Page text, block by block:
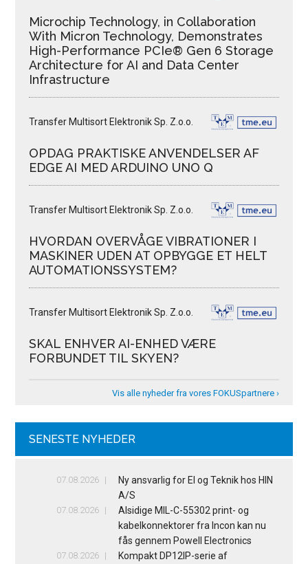
Microchip Technology, in Collaboration
With Micron Technology, Demonstrates
High-Performance PCIe® Gen 6 Storage
Architecture for AI and Data Center
Infrastructure
Transfer Multisort Elektronik Sp. Z.o.o.
OPDAG PRAKTISKE ANVENDELSER AF
EDGE AI MED ARDUINO UNO Q
Transfer Multisort Elektronik Sp. Z.o.o.
HVORDAN OVERVÅGE VIBRATIONER I
MASKINER UDEN AT OPBYGGE ET HELT
AUTOMATIONSSYSTEM?
Transfer Multisort Elektronik Sp. Z.o.o.
SKAL ENHVER AI-ENHED VÆRE
FORBUNDET TIL SKYEN?
Vis alle nyheder fra vores FOKUSpartnere ›
SENESTE NYHEDER
07.08.2026
Ny ansvarlig for El og Teknik hos HIN
A/S
07.08.2026
Alsidige MIL-C-55302 print- og
kabelkonnektorer fra Incon kan nu
fås gennem Powell Electronics
07.08.2026
Kompakt DP12IP-serie af